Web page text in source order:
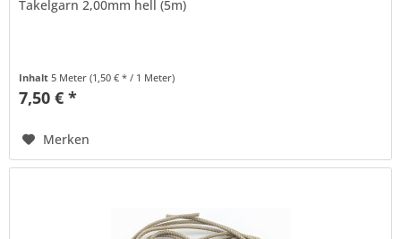
Takelgarn 2,00mm hell (5m)
Inhalt 5 Meter(1,50 € * / 1 Meter)
7,50 € *
Merken